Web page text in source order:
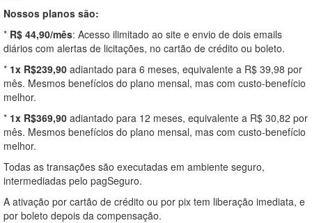
Nossos planos são:
* R$ 44,90/mês: Acesso ilimitado ao site e envio de dois emails
diários com alertas de licitações, no cartão de crédito ou boleto.
* 1x R$239,90 adiantado para 6 meses, equivalente a R$ 39,98 por
mês. Mesmos benefícios do plano mensal, mas com custo-benefício
melhor.
* 1x R$369,90 adiantado para 12 meses, equivalente a R$ 30,82 por
mês. Mesmos benefícios do plano mensal, mas com custo-benefício
melhor.
Todas as transações são executadas em ambiente seguro,
intermediadas pelo pagSeguro.
A ativação por cartão de crédito ou por pix tem liberação imediata, e
por boleto depois da compensação.